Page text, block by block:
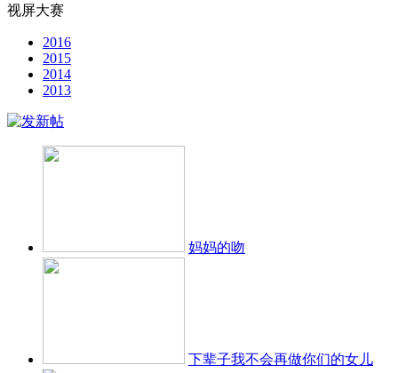
视屏大赛
2016
2015
2014
2013
妈妈的吻
下辈子我不会再做你们的女儿